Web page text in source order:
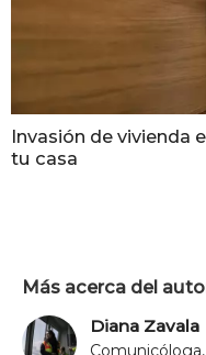
Invasión de vivienda
tu casa
Más acerca del
Diana Zavala